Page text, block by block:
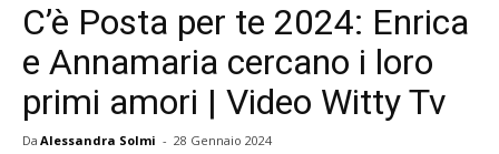
C’è Posta per te 2024: Enrica
e Annamaria cercano i loro
primi amori | Video Witty Tv
Da Alessandra Solmi - 28 Gennaio 2024